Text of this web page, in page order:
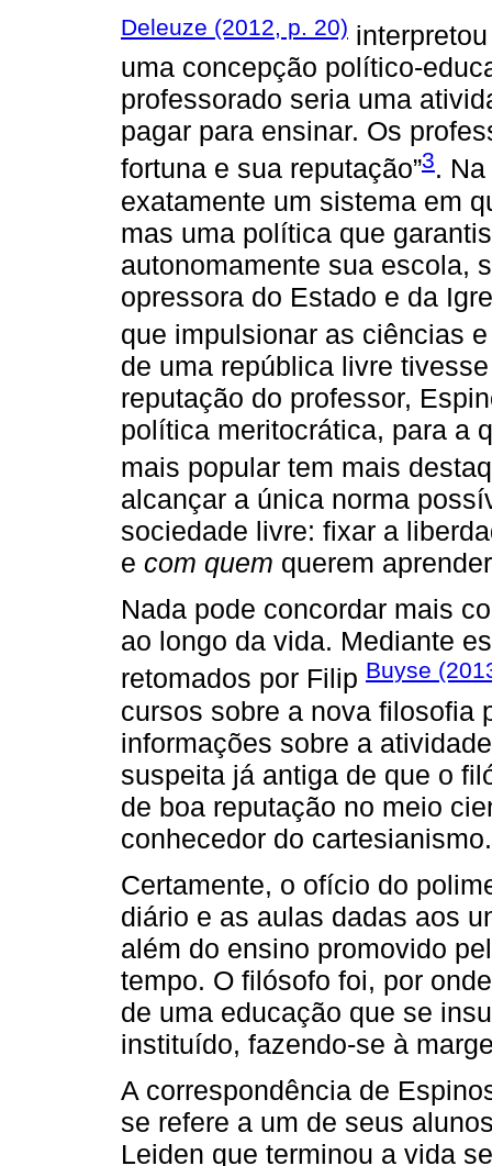
Deleuze (2012, p. 20)
uma concepção político-
professorado seria uma
pagar para ensinar. Os
fortuna e sua reputação”3.
exatamente um sistema em
mas uma política que
autonomamente sua escola,
opressora do Estado e da
que impulsionar as ciências
de uma república livre
reputação do professor,
política meritocrática, para a
mais popular tem mais
alcançar a única norma
sociedade livre: fixar a
e com quem querem
Nada pode concordar mais
ao longo da vida. Mediante
retomados por Filip Buyse
cursos sobre a nova filosofia
informações sobre a
suspeita já antiga de que o
de boa reputação no meio
conhecedor do cartesianismo.
Certamente, o ofício do
diário e as aulas dadas aos
além do ensino promovido
tempo. O filósofo foi, por
de uma educação que se
instituído, fazendo-se à
A correspondência de
se refere a um de seus
Leiden que terminou a vida